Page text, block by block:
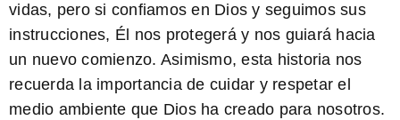
vidas, pero si confiamos en Dios y seguimos sus
instrucciones, Él nos protegerá y nos guiará hacia
un nuevo comienzo. Asimismo, esta historia nos
recuerda la importancia de cuidar y respetar el
medio ambiente que Dios ha creado para nosotros.